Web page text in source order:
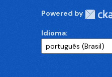
Powered by
Idioma